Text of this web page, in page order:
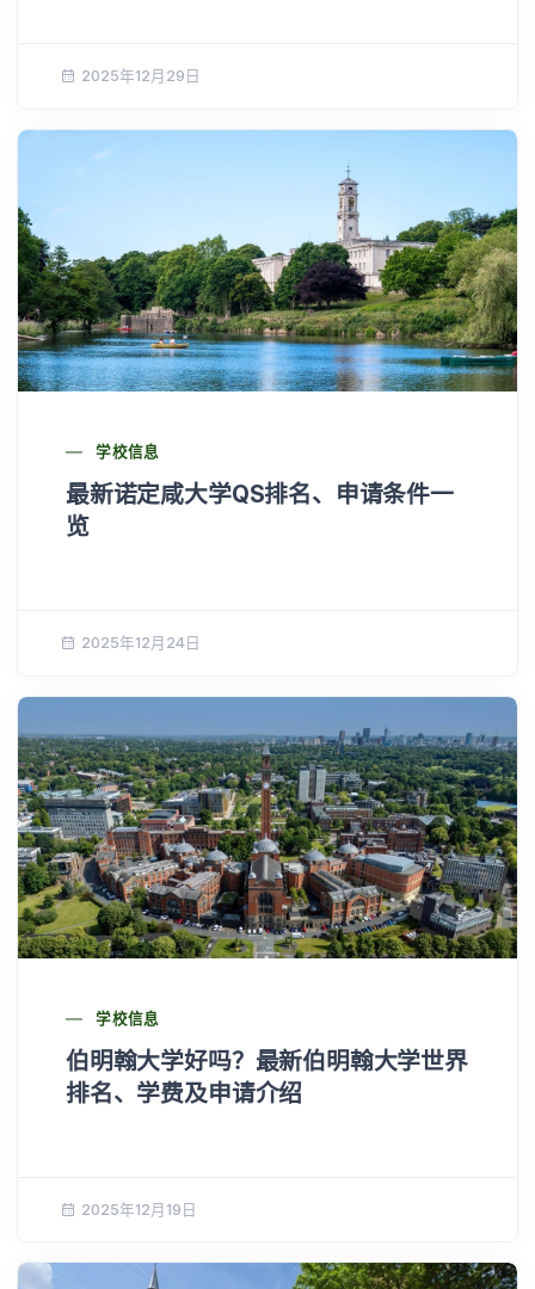
2025年12月29日
学校信息
最新诺定咸大学QS排名、申请条件一
览
2025年12月24日
学校信息
伯明翰大学好吗？最新伯明翰大学世界
排名、学费及申请介绍
2025年12月19日